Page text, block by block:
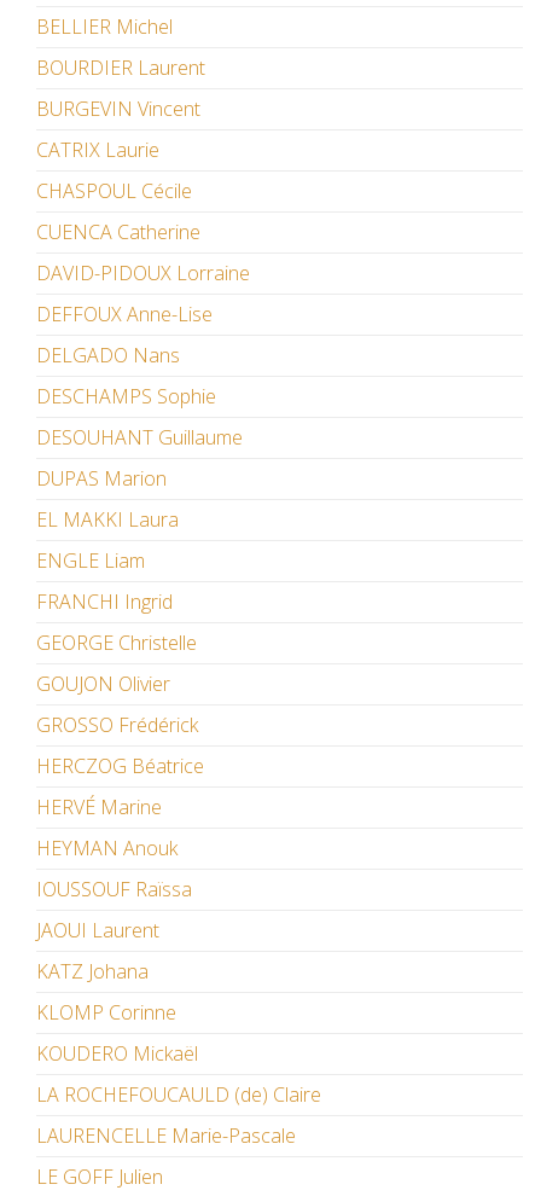
BELLIER Michel
BOURDIER Laurent
BURGEVIN Vincent
CATRIX Laurie
CHASPOUL Cécile
CUENCA Catherine
DAVID-PIDOUX Lorraine
DEFFOUX Anne-Lise
DELGADO Nans
DESCHAMPS Sophie
DESOUHANT Guillaume
DUPAS Marion
EL MAKKI Laura
ENGLE Liam
FRANCHI Ingrid
GEORGE Christelle
GOUJON Olivier
GROSSO Frédérick
HERCZOG Béatrice
HERVÉ Marine
HEYMAN Anouk
IOUSSOUF Raïssa
JAOUI Laurent
KATZ Johana
KLOMP Corinne
KOUDERO Mickaël
LA ROCHEFOUCAULD (de) Claire
LAURENCELLE Marie-Pascale
LE GOFF Julien